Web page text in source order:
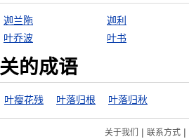
迦兰陁
迦利
叶乔波 叶书
的成语
叶瘦花残 叶落归根 叶落归秋
关于我们 | 联系方式|